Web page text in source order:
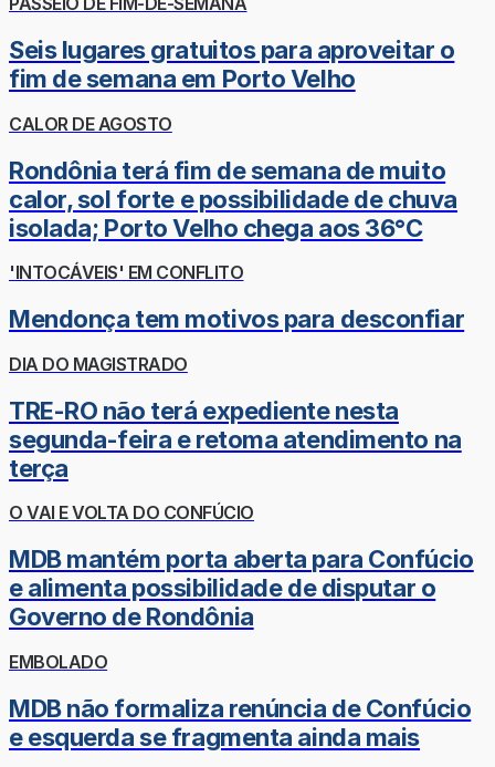
Seis lugares gratuitos para aproveitar o
fim de semana em Porto Velho
CALOR DE AGOSTO
Rondônia terá fim de semana de muito
calor, sol forte e possibilidade de chuva
isolada; Porto Velho chega aos 36°C
'INTOCÁVEIS' EM CONFLITO
Mendonça tem motivos para desconfiar
DIA DO MAGISTRADO
TRE-RO não terá expediente nesta
segunda-feira e retoma atendimento na
terça
O VAI E VOLTA DO CONFÚCIO
MDB mantém porta aberta para Confúcio
e alimenta possibilidade de disputar o
Governo de Rondônia
EMBOLADO
MDB não formaliza renúncia de Confúcio
e esquerda se fragmenta ainda mais